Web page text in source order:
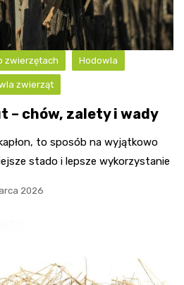
zwierzętach Hodowla
zwierząt
– chów, zalety i wady
to sposób na wyjątkowo
stado i lepsze wykorzystanie
2026